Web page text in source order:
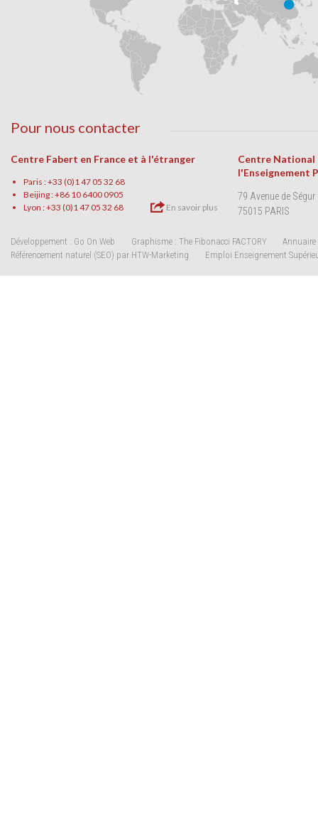
Pour nous contacter
Centre Fabert en France et à l'étranger
Paris : +33 (0)1 47 05 32 68
Beijing : +86 10 6400 0905
Lyon : +33 (0)1 47 05 32 68
En savoir plus
Centre National
l'Enseignement
79 Avenue de Ségur
75015 PARIS
Développement : Go On Web Graphisme : The Fibonacci FACTORY
Annuaire
Référencement naturel (SEO) par HTW-Marketing
Emploi Enseignement